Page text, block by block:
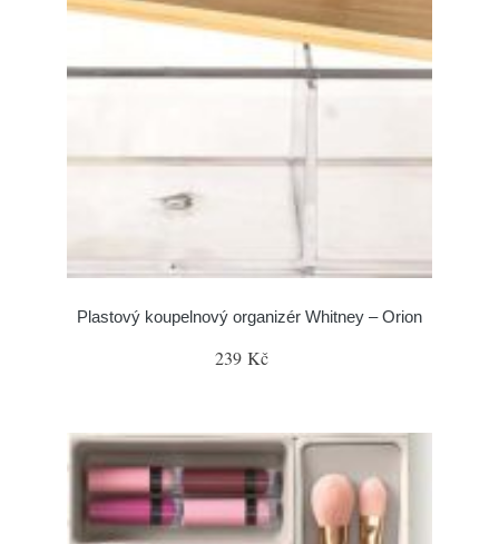
Plastový koupelnový organizér Whitney – Orion
239 Kč